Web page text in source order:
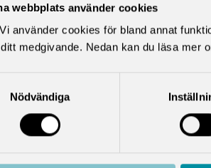
webbplats använder cookies
använder cookies för bland annat
medgivande. Nedan kan du läsa mer
Nödvändiga
lagrådsremiss
och korrekt
Saco studentråd
bostadsbidraget ska
om
onsdag 17 september 2025